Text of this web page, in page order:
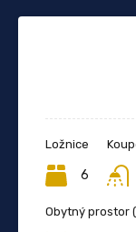
Ložnice
6
Obytný prostor